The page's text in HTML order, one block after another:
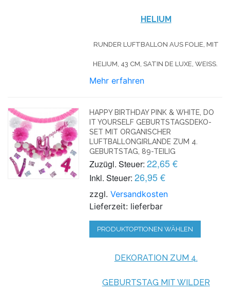
HELIUM
RUNDER LUFTBALLON AUS FOLIE, MIT
HELIUM, 43 CM, SATIN DE LUXE, WEISS.
Mehr erfahren
HAPPY BIRTHDAY PINK & WHITE, DO
IT YOURSELF GEBURTSTAGSDEKO-
SET MIT ORGANISCHER
LUFTBALLONGIRLANDE ZUM 4.
GEBURTSTAG, 89-TEILIG
Zuzügl. Steuer: 22,65 €
Inkl. Steuer: 26,95 €
zzgl.Versandkosten
Lieferzeit: lieferbar
PRODUKTOPTIONEN WÄHLEN
DEKORATION ZUM 4.
GEBURTSTAG MIT WILDER